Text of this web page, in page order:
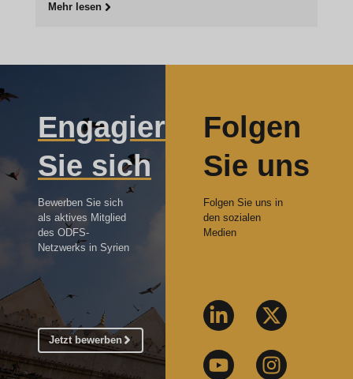
Mehr lesen
Engagieren
Sie sich
Bewerben Sie sich
als aktives Mitglied
des ODFS-
Netzwerks in Syrien
Jetzt bewerben
Folgen
Sie uns
Folgen Sie uns in
den sozialen
Medien